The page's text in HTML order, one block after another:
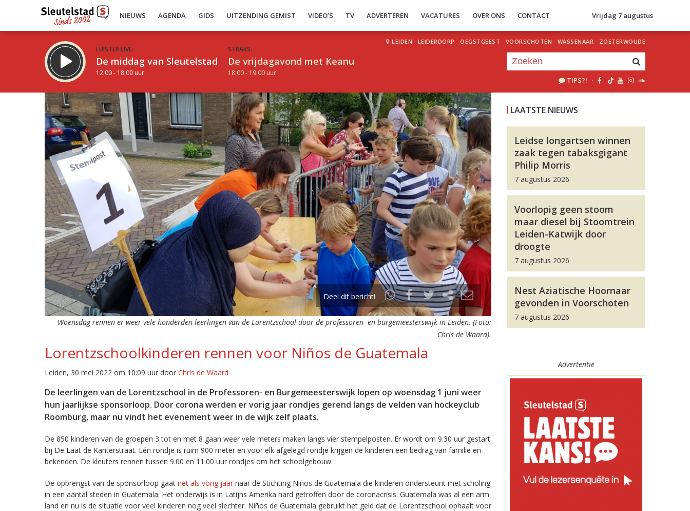
NIEUWS AGENDA GIDS UITZENDING GEMIST VIDEO’S TV ADVERTEREN VACATURES OVER ONS CONTACT Vrijdag 7 augustus
LUISTER LIVE:
De middag van Sleutelstad
12.00 - 18.00 uur
STRAKS:
De vrijdagavond met Keanu
18.00 - 19.00 uur
LEIDEN · LEIDERDORP · OEGSTGEEST · VOORSCHOTEN · WASSENAAR · ZOETERWOUDE
TIPS?! ·
Inklappen
Deel dit bericht!
Woensdag rennen er weer vele honderden leerlingen van de Lorentzschool door de professoren- en burgemeesterswijk in Leiden. (Foto:
Chris de Waard).
Lorentzschoolkinderen rennen voor Niños de Guatemala
Leiden, 30 mei 2022 om 10:09 uur door Chris de Waard
De leerlingen van de Lorentzschool in de Professoren- en Burgemeesterswijk lopen op woensdag 1 juni weer
hun jaarlijkse sponsorloop. Door corona werden er vorig jaar rondjes gerend langs de velden van hockeyclub
Roomburg, maar nu vindt het evenement weer in de wijk zelf plaats.
De 850 kinderen van de groepen 3 tot en met 8 gaan weer vele meters maken langs vier stempelposten. Er wordt om 9.30 uur gestart
bij De Laat de Kanterstraat. Eén rondje is ruim 900 meter en voor elk afgelegd rondje krijgen de kinderen een bedrag van familie en
bekenden. De kleuters rennen tussen 9.00 en 11.00 uur rondjes om het schoolgebouw.
De opbrengst van de sponsorloop gaat net als vorig jaar naar de Stichting Niños de Guatemala die kinderen ondersteunt met scholing
in een aantal steden in Guatemala. Het onderwijs is in Latijns Amerika hard getroffen door de coronacrisis. Guatemala was al een arm
land en nu is de situatie voor veel kinderen nog veel slechter. Niños de Guatemala gebruikt het geld dat de Lorentzschool ophaalt voor
LAATSTE NIEUWS
Leidse longartsen winnen
zaak tegen tabaksgigant
Philip Morris
7 augustus 2026
Voorlopig geen stoom
maar diesel bij Stoomtrein
Leiden-Katwijk door
droogte
7 augustus 2026
Nest Aziatische Hoornaar
gevonden in Voorschoten
7 augustus 2026
Advertentie